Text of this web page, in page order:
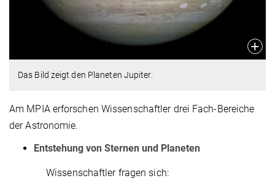
Das Bild zeigt den Planeten Jupiter.
Am MPIA erforschen Wissenschaftler drei Fach-Bereiche
der Astronomie.
Entstehung von Sternen und Planeten
Wissenschaftler fragen sich: